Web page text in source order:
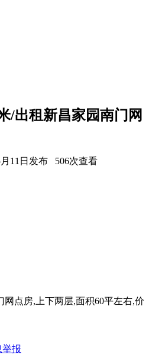
/出租新昌家园南门网
11日发布 506次查看
点房,上下两层,面积60平左右,价
报